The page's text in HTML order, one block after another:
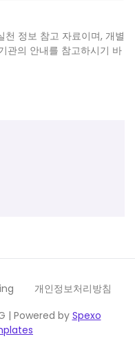
정보 참고 자료이며, 개별
관의 안내를 참고하시기 바
| Powered bySpexo
개인정보처리방침